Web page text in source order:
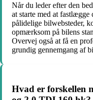
Når du leder efter den
at starte med at fastlægge
pålidelige bilwebsteder,
opmærksom på bilens
Overvej også at få en
grundig gennemgang af
Hvad er forskellen